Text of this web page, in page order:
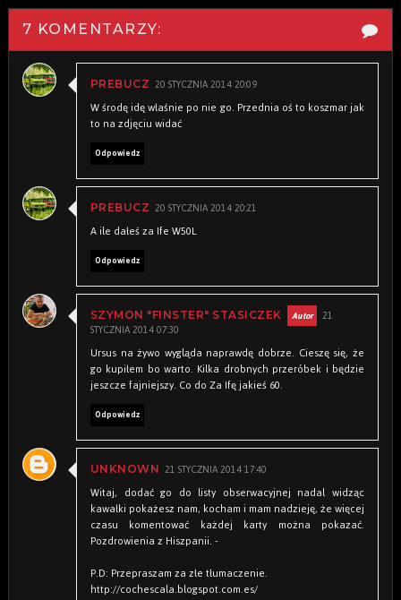
7 KOMENTARZY:
PREBUCZ 20 STYCZNIA 2014 20:09
W środę idę właśnie po nie go. Przednia oś to koszmar jak
to na zdjęciu widać
Odpowiedz
PREBUCZ 20 STYCZNIA 2014 20:21
A ile dałeś za Ife W50L
Odpowiedz
SZYMON "FINSTER" STASICZEK 21
STYCZNIA 2014 07:30
Ursus na żywo wygląda naprawdę dobrze. Cieszę się, że
go kupiłem bo warto. Kilka drobnych przeróbek i będzie
jeszcze fajniejszy. Co do Za Ifę jakieś 60.
Odpowiedz
UNKNOWN 21 STYCZNIA 2014 17:40
Witaj, dodać go do listy obserwacyjnej nadal widząc
kawałki pokażesz nam, kocham i mam nadzieję, że więcej
czasu komentować każdej karty można pokazać.
Pozdrowienia z Hiszpanii. -
P.D: Przepraszam za złe tłumaczenie.
http://cochescala.blogspot.com.es/